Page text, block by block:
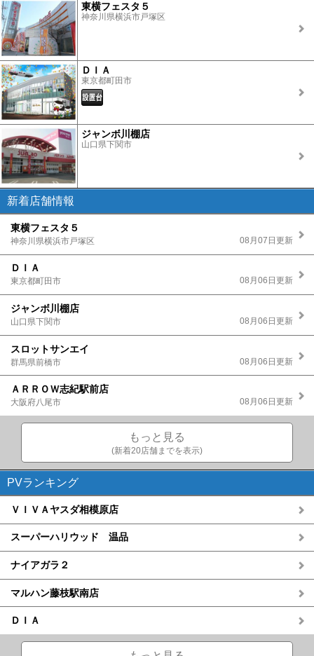
東横フェスタ５
神奈川県横浜市戸塚区
ＤＩＡ
東京都町田市
ジャンボ川棚店
山口県下関市
新着店舗情報
東横フェスタ５
神奈川県横浜市戸塚区 08月07日更新
ＤＩＡ
東京都町田市 08月06日更新
ジャンボ川棚店
山口県下関市 08月06日更新
スロットサンエイ
群馬県前橋市 08月06日更新
ＡＲＲＯＷ志紀駅前店
大阪府八尾市 08月06日更新
もっと見る
(新着20店舗までを表示)
PVランキング
ＶＩＶＡヤスダ相模原店
スーパーハリウッド 温品
ナイアガラ２
マルハン藤枝駅南店
ＤＩＡ